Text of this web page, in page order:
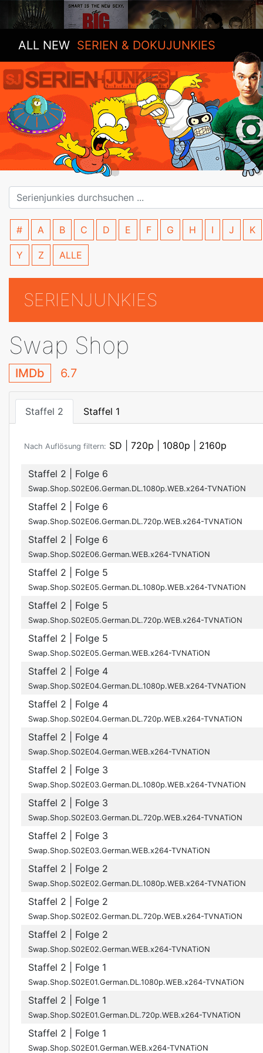
ALL NEW SERIEN & DOKUJUNKIES
# A B C D E F G H I J K
Y Z ALLE
SERIENJUNKIES
Swap Shop
IMDb 6.7
Staffel 2 Staffel 1
Nach Auflösung filtern: SD 720p 1080p 2160p
Staffel 2 | Folge 6
Swap.Shop.S02E06.German.DL.1080p.WEB.x264-TVNATiON
Staffel 2 | Folge 6
Swap.Shop.S02E06.German.DL.720p.WEB.x264-TVNATiON
Staffel 2 | Folge 6
Swap.Shop.S02E06.German.WEB.x264-TVNATiON
Staffel 2 | Folge 5
Swap.Shop.S02E05.German.DL.1080p.WEB.x264-TVNATiON
Staffel 2 | Folge 5
Swap.Shop.S02E05.German.DL.720p.WEB.x264-TVNATiON
Staffel 2 | Folge 5
Swap.Shop.S02E05.German.WEB.x264-TVNATiON
Staffel 2 | Folge 4
Swap.Shop.S02E04.German.DL.1080p.WEB.x264-TVNATiON
Staffel 2 | Folge 4
Swap.Shop.S02E04.German.DL.720p.WEB.x264-TVNATiON
Staffel 2 | Folge 4
Swap.Shop.S02E04.German.WEB.x264-TVNATiON
Staffel 2 | Folge 3
Swap.Shop.S02E03.German.DL.1080p.WEB.x264-TVNATiON
Staffel 2 | Folge 3
Swap.Shop.S02E03.German.DL.720p.WEB.x264-TVNATiON
Staffel 2 | Folge 3
Swap.Shop.S02E03.German.WEB.x264-TVNATiON
Staffel 2 | Folge 2
Swap.Shop.S02E02.German.DL.1080p.WEB.x264-TVNATiON
Staffel 2 | Folge 2
Swap.Shop.S02E02.German.DL.720p.WEB.x264-TVNATiON
Staffel 2 | Folge 2
Swap.Shop.S02E02.German.WEB.x264-TVNATiON
Staffel 2 | Folge 1
Swap.Shop.S02E01.German.DL.1080p.WEB.x264-TVNATiON
Staffel 2 | Folge 1
Swap.Shop.S02E01.German.DL.720p.WEB.x264-TVNATiON
Staffel 2 | Folge 1
Swap.Shop.S02E01.German.WEB.x264-TVNATiON